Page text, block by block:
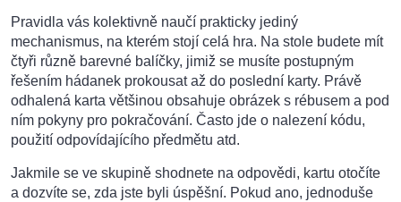
Pravidla vás kolektivně naučí prakticky jediný
mechanismus, na kterém stojí celá hra. Na stole budete mít
čtyři různě barevné balíčky, jimiž se musíte postupným
řešením hádanek prokousat až do poslední karty. Právě
odhalená karta většinou obsahuje obrázek s rébusem a pod
ním pokyny pro pokračování. Často jde o nalezení kódu,
použití odpovídajícího předmětu atd.
Jakmile se ve skupině shodnete na odpovědi, kartu otočíte
a dozvíte se, zda jste byli úspěšní. Pokud ano, jednoduše